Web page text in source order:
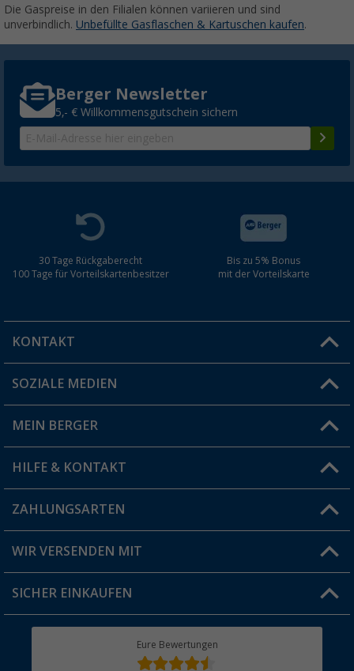
Die Gaspreise in den Filialen können variieren und sind
unverbindlich. Unbefüllte Gasflaschen & Kartuschen kaufen.
Berger Newsletter
5,- € Willkommensgutschein sichern
30 Tage Rückgaberecht
100 Tage für Vorteilskartenbesitzer
Bis zu 5% Bonus
mit der Vorteilskarte
KONTAKT
Du hast eine Frage?
Filiale finden
SOZIALE MEDIEN
MEIN BERGER
Vorteilskarte
Blog
Jobs & Karriere
HILFE & KONTAKT
FAQ & Kontakt
Versandinformationen
Rücksendung
ZAHLUNGSARTEN
WIR VERSENDEN MIT
SICHER EINKAUFEN
Eure Bewertungen